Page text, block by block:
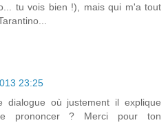
tu vois bien !), mais qui m'a tout
23:25
où justement il explique
prononcer ? Merci pour ton